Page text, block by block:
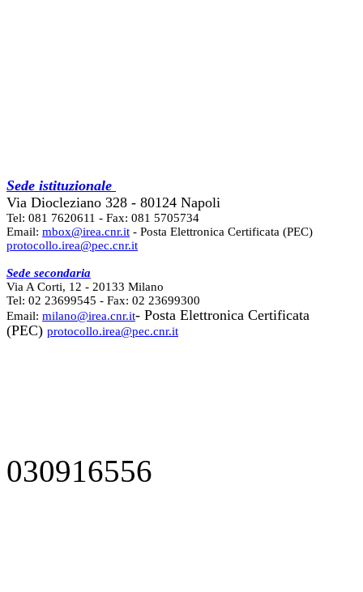
Sede istituzionale
Via Diocleziano 328 - 80124 Napoli
Tel: 081 7620611 - Fax: 081 5705734
Email: mbox@irea.cnr.it - Posta Elettronica Certificata (PEC)
protocollo.irea@pec.cnr.it
Sede secondaria
Via A Corti, 12 - 20133 Milano
Tel: 02 23699545 - Fax: 02 23699300
Email: milano@irea.cnr.it- Posta Elettronica Certificata
(PEC) protocollo.irea@pec.cnr.it
030916556